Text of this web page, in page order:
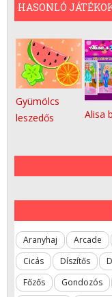
HASONLÓ
Gyümölcs
leszedős
Alisa
Aranyhaj Arcade
Cicás
Díszítős
Főzős
Gondozós